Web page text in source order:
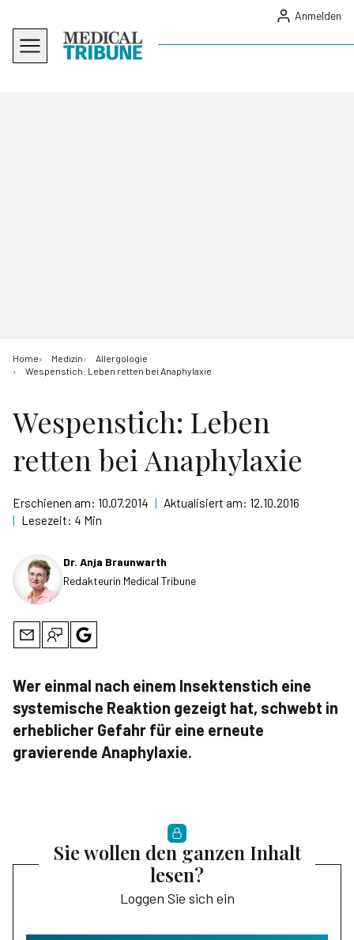
Anmelden
Home Medizin
Allergologie
Wespenstich: Leben retten bei Anaphylaxie
Wespenstich: Leben
retten bei Anaphylaxie
Erschienen am: 10.07.2014 | Aktualisiert am: 12.10.2016
| Lesezeit: 4 Min
Dr. Anja Braunwarth
Redakteurin Medical Tribune
Wer einmal nach einem Insektenstich eine
systemische Reaktion gezeigt hat, schwebt in
erheblicher Gefahr für eine erneute
gravierende Anaphylaxie.
Sie wollen den ganzen Inhalt
lesen?
Loggen Sie sich ein